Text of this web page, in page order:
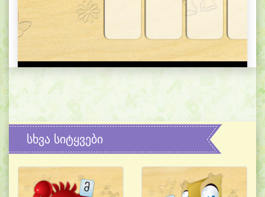
სხვა სიტყვები